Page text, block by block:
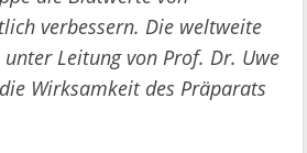
verbessern. Die weltweite
Leitung von Prof. Dr. Uwe
Wirksamkeit des Präparats